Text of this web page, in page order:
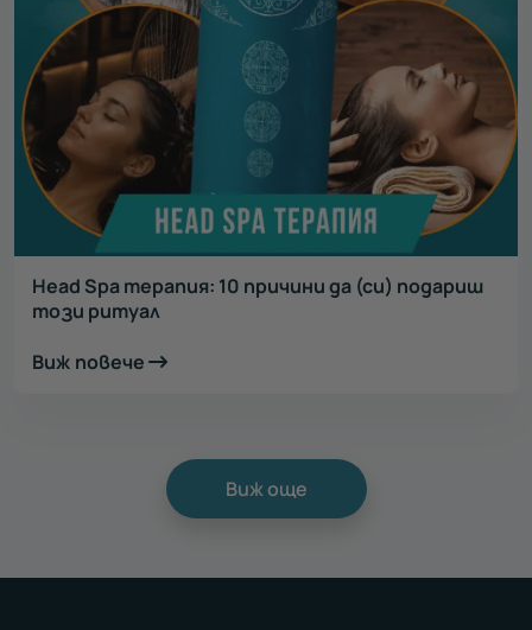
Head Spa терапия: 10 причини да (си) подариш
този ритуал
Виж повече
Виж още